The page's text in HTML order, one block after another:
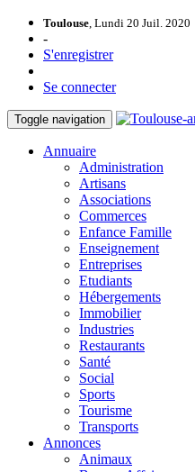
Toulouse, Lundi 20 Juil. 2020
-
S'enregistrer
Se connecter
Toggle navigation
Annuaire
Administration
Artisans
Associations
Commerces
Enfance Famille
Enseignement
Entreprises
Etudiants
Hébergements
Immobilier
Industries
Restaurants
Santé
Social
Sports
Tourisme
Transports
Annonces
Animaux